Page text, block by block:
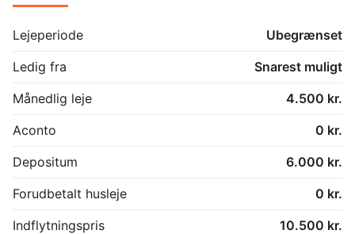
Lejeperiode
Ubegrænset
Ledig fra
Snarest muligt
Månedlig leje
4.500 kr.
Aconto
0 kr.
Depositum
6.000 kr.
Forudbetalt husleje
0 kr.
Indflytningspris
10.500 kr.